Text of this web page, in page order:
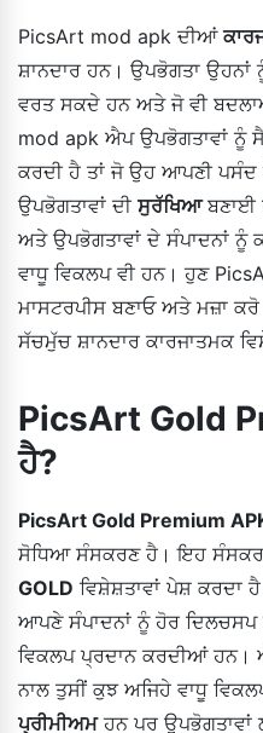
PicsArt mod apk ਦੀਆਂ
ਸ਼ਾਨਦਾਰ ਹਨ। ਉਪਭੋਗਤਾ
ਵਰਤ ਸਕਦੇ ਹਨ ਅਤੇ ਜੋ ਵੀ
mod apk ਐਪ ਉਪਭੋਗਤਾਵਾਂ ਨੂੰ
ਕਰਦੀ ਹੈ ਤਾਂ ਜੋ ਉਹ ਆਪਣੀ
ਉਪਭੋਗਤਾਵਾਂ ਦੀ ਸੁਰੱਖਿਆਬਣਾਈ
ਅਤੇ ਉਪਭੋਗਤਾਵਾਂ ਦੇ ਸੰਪਾਦਨਾਂ ਨੂੰ
ਵਾਧੂ ਵਿਕਲਪ ਵੀ ਹਨ। ਹੁਣ
ਮਾਸਟਰਪੀਸ ਬਣਾਓ ਅਤੇ ਮਜ਼ਾ
ਸੱਚਮੁੱਚ ਸ਼ਾਨਦਾਰ ਕਾਰਜਾਤਮਕ
PicsArt Gold
ਹੈ?
PicsArt Gold Premium
ਸੋਧਿਆ ਸੰਸਕਰਣ ਹੈ। ਇਹ
GOLD ਵਿਸ਼ੇਸ਼ਤਾਵਾਂ ਪੇਸ਼ ਕਰਦਾ
ਆਪਣੇ ਸੰਪਾਦਨਾਂ ਨੂੰ ਹੋਰ ਦਿਲਚਸਪ
ਵਿਕਲਪ ਪ੍ਰਦਾਨ ਕਰਦੀਆਂ
ਨਾਲ ਤੁਸੀਂ ਕੁਝ ਅਜਿਹੇ ਵਾਧੂ
ਪ੍ਰੀਮੀਅਮਹਨ ਪਰ ਉਪਭੋਗਤਾਵਾਂ